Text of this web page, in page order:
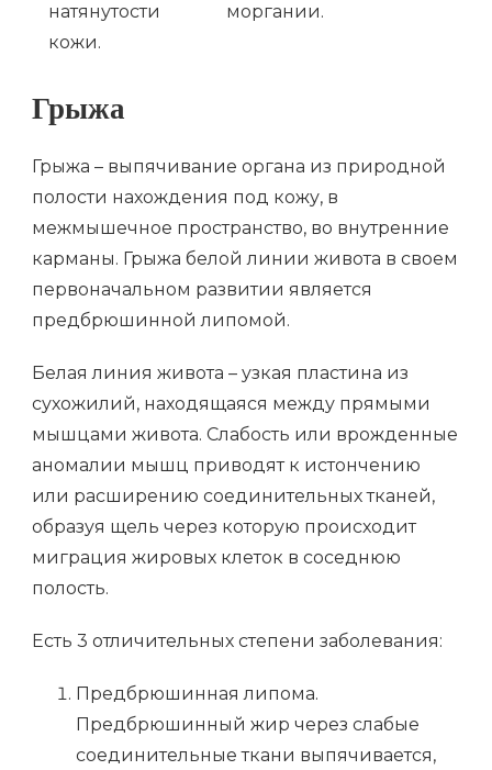
натянутости
кожи.
моргании.
Грыжа
Грыжа – выпячивание органа из природной
полости нахождения под кожу, в
межмышечное пространство, во внутренние
карманы. Грыжа белой линии живота в своем
первоначальном развитии является
предбрюшинной липомой.
Белая линия живота – узкая пластина из
сухожилий, находящаяся между прямыми
мышцами живота. Слабость или врожденные
аномалии мышц приводят к истончению
или расширению соединительных тканей,
образуя щель через которую происходит
миграция жировых клеток в соседнюю
полость.
Есть 3 отличительных степени заболевания:
Предбрюшинная липома.
Предбрюшинный жир через слабые
соединительные ткани выпячивается,